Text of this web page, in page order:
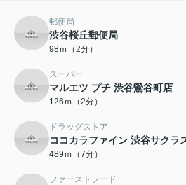
郵便局
渋谷桜丘郵便局
98ｍ（2分）
スーパー
マルエツ プチ 渋谷鶯谷町店
126ｍ（2分）
ドラッグストア
ココカラファイン 渋谷サクラ
489ｍ（7分）
ファーストフード